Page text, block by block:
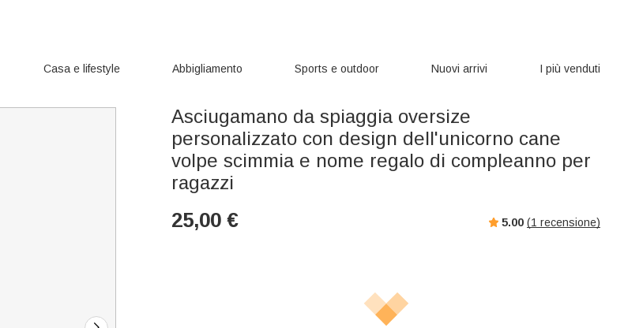
Casa e lifestyle Abbigliamento Sports e outdoor Nuovi arrivi I più venduti
Asciugamano da spiaggia oversize
personalizzato con design dell'unicorno cane
volpe scimmia e nome regalo di compleanno per
ragazzi
25,00 € 5.00 (1 recensione)